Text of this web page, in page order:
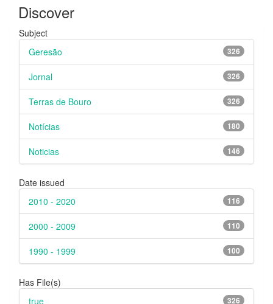
Discover
Subject
326
Geresão
326
Jornal
326
Terras de Bouro
180
Notícias
146
Noticias
Date issued
116
2010 - 2020
110
2000 - 2009
100
1990 - 1999
Has File(s)
326
true